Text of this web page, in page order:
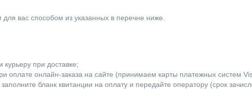
вас способом из указанных в перечне ниже.
при доставке;
оплате онлайн-заказа на сайте (принимаем карты платежных систем
бланк квитанции на оплату и передайте оператору (срок